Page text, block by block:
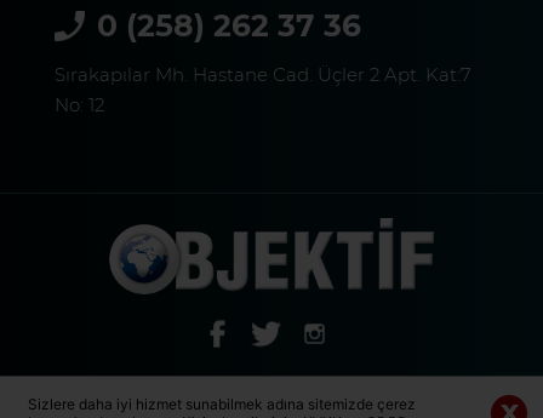
Sizlere daha iyi hizmet sunabilmek adına sitemizde çerez
0 (258) 262 37 36
Sırakapılar Mh. Hastane Cad. Üçler 2 Apt. Kat:7
No: 12
© 2020 Tüm Hakları Saklıdır. | DENİZLİ OBJEKTİF MEDYA GRUBU